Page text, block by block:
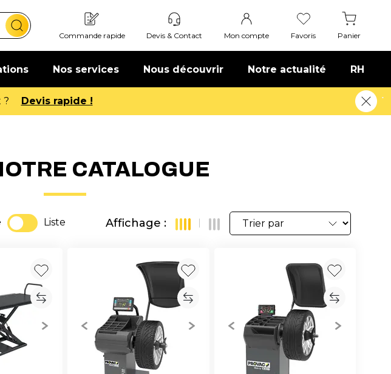
Commande rapide Devis & Contact Mon compte Favoris Panier
Nos services Nous découvrir Notre actualité RH
offerts ! En savoir plus
CATALOGUE
Liste Affichage :